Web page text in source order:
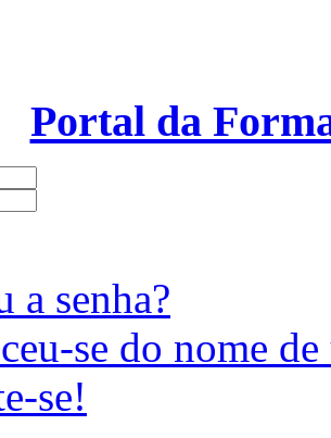
Portal da
a senha?
se do nome
se!